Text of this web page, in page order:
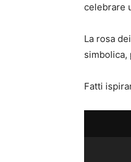
celebrare
La rosa
simbolica,
Fatti